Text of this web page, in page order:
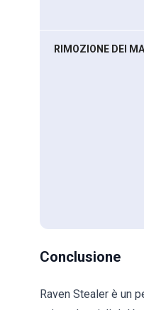
RIMOZIONE DEI
Conclusione
Raven Stealer è un